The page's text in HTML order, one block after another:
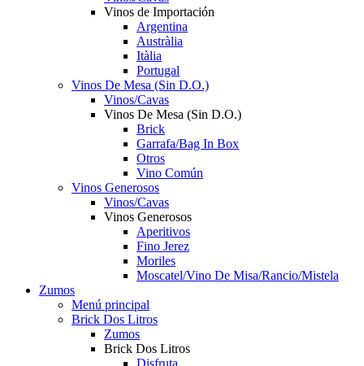
Vinos de Importación
Argentina
Austràlia
Itàlia
Portugal
Vinos De Mesa (Sin D.O.)
Vinos/Cavas
Vinos De Mesa (Sin D.O.)
Brick
Garrafa/Bag In Box
Otros
Vino Común
Vinos Generosos
Vinos/Cavas
Vinos Generosos
Aperitivos
Fino Jerez
Moriles
Moscatel/Vino De Misa/Rancio/Mistela
Zumos
Menú principal
Brick Dos Litros
Zumos
Brick Dos Litros
Disfruta